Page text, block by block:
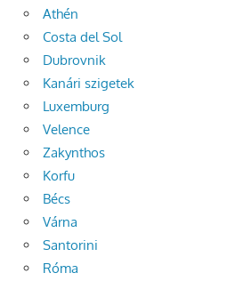
Athén
Costa del Sol
Dubrovnik
Kanári szigetek
Luxemburg
Velence
Zakynthos
Korfu
Bécs
Várna
Santorini
Róma